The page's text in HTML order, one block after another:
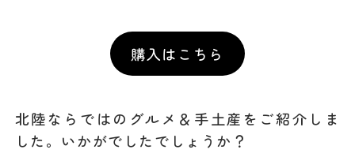
購入はこちら
北陸ならではのグルメ＆手土産をご紹介しま
した。いかがでしたでしょうか？